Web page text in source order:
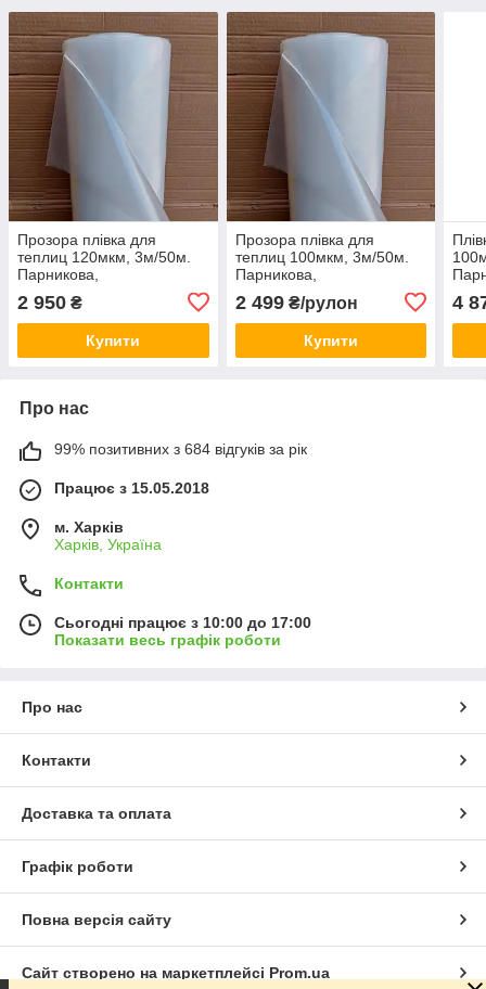
Прозора плівка для
теплиц 120мкм, 3м/50м.
Парникова,
2 950 ₴
Купити
Прозора плівка для
теплиц 100мкм, 3м/50м.
Парникова,
2 499₴/рулон
Купити
4
Про нас
99% позитивних з 684 відгуків за рік
Працює з 15.05.2018
м. Харків
Харків, Україна
Контакти
Сьогодні працює з 10:00 до 17:00
Показати весь графік роботи
Про нас
Контакти
Доставка та оплата
Графік роботи
Повна версія сайту
Сайт створено на маркетплейсі Prom.ua